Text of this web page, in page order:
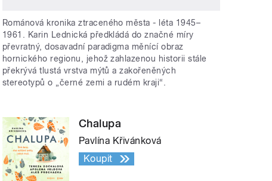
Románová kronika ztraceného města - léta 1945–
1961. Karin Lednická předkládá do značné míry
převratný, dosavadní paradigma měnící obraz
hornického regionu, jehož zahlazenou historii stále
překrývá tlustá vrstva mýtů a zakořeněných
stereotypů o „černé zemi a rudém kraji“.
Chalupa
Pavlína Křivánková
Koupit